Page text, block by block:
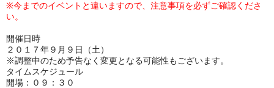
※今までのイベントと違いますので、注意事項を必ずご確認くださ
い。
開催日時
２０１７年９月９日（土）
※調整中のため予告なく変更となる可能性もございます。
タイムスケジュール
開場：０９：３０